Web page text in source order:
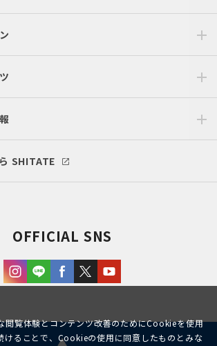
SHITATE
OFFICIAL SNS
閲覧体験とコンテンツ改善のためにCookieを使用
けることで、Cookieの使用に同意したものとみな